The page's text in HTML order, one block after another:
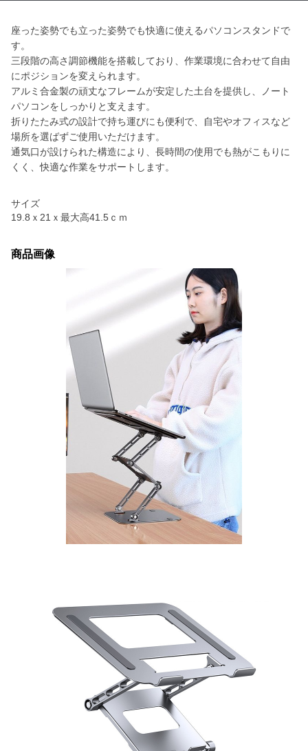
座った姿勢でも立った姿勢でも快適に使えるパソコンスタンドで
す。
三段階の高さ調節機能を搭載しており、作業環境に合わせて自由
にポジションを変えられます。
アルミ合金製の頑丈なフレームが安定した土台を提供し、ノート
パソコンをしっかりと支えます。
折りたたみ式の設計で持ち運びにも便利で、自宅やオフィスなど
場所を選ばずご使用いただけます。
通気口が設けられた構造により、長時間の使用でも熱がこもりに
くく、快適な作業をサポートします。
サイズ
19.8ｘ21ｘ最大高41.5ｃｍ
商品画像